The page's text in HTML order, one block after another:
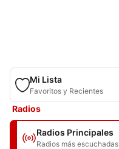
Mi Lista
Favoritos y Recientes
Radios
Radios Principales
Radios más escuchadas